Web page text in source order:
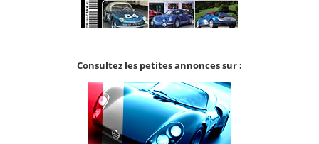
Consultez les petites annonces sur :